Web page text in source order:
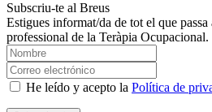
Subscriu-te al Breus
Estigues informat/da de tot el que
professional de la Teràpia Ocupacional.
He leído y acepto la Política de